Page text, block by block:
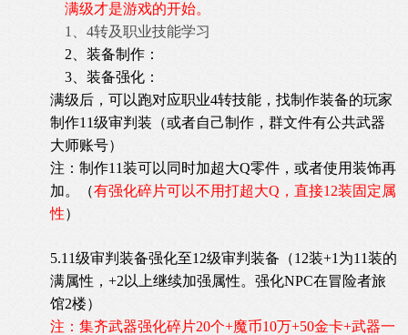
满级才是游戏的开始。
1、4转及职业技能学习
2、装备制作：
3、装备强化：
满级后，可以跑对应职业4转技能，找制作装备的玩家
制作11级审判装（或者自己制作，群文件有公共武器
大师账号）
注：制作11装可以同时加超大Q零件，或者使用装饰再
加。（有强化碎片可以不用打超大Q，直接12装固定属
性）
5.11级审判装备强化至12级审判装备（12装+1为11装的
满属性，+2以上继续加强属性。强化NPC在冒险者旅
馆2楼）
注：集齐武器强化碎片20个+魔币10万+50金卡+武器一